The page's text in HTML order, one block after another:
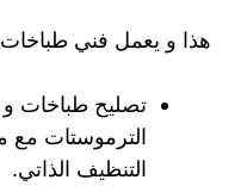
هذا و يعمل فني طباخات
تصليح طباخات و
الترموستات مع
التنظيف الذاتي.